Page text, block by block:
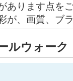
あります点を
が、画質、ブ
ルウォーク